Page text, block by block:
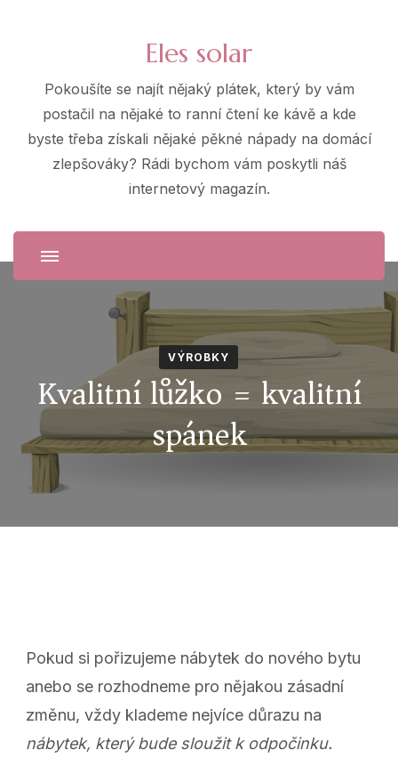
Eles solar
Pokoušíte se najít nějaký plátek, který by vám
postačil na nějaké to ranní čtení ke kávě a kde
byste třeba získali nějaké pěkné nápady na domácí
zlepšováky? Rádi bychom vám poskytli náš
internetový magazín.
VÝROBKY
Kvalitní lůžko = kvalitní
spánek
Pokud si pořizujeme nábytek do nového bytu
anebo se rozhodneme pro nějakou zásadní
změnu, vždy klademe nejvíce důrazu na
nábytek, který bude sloužit k odpočinku.